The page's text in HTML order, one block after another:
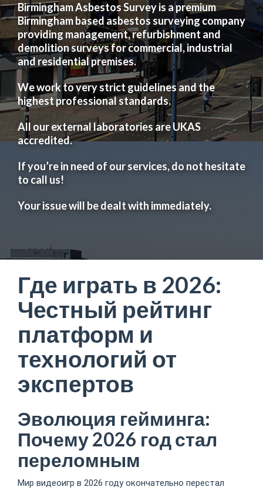
Birmingham Asbestos Survey is a premium
Birmingham based asbestos surveying company
providing management, refurbishment and
demolition surveys for commercial, industrial
and residential premises.
We work to very strict guidelines and the
highest professional standards.
All our external laboratories are UKAS
accredited.
If you’re in need of our services, do not hesitate
to call us!
Your issue will be dealt with immediately.
Где играть в 2026:
Честный рейтинг
платформ и
технологий от
экспертов
Эволюция гейминга:
Почему 2026 год стал
переломным
Мир видеоигр в 2026 году окончательно перестал